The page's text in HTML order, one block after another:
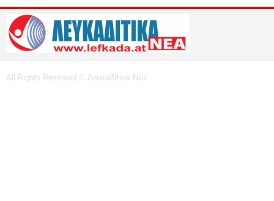
All Rights Reserved © Λευκαδίτικα Νέα